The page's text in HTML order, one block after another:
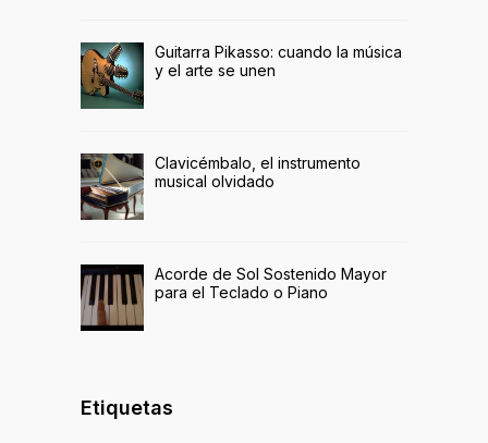
Guitarra Pikasso: cuando la música
y el arte se unen
Clavicémbalo, el instrumento
musical olvidado
Acorde de Sol Sostenido Mayor
para el Teclado o Piano
Etiquetas